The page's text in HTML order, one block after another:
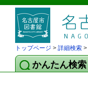
トップページ > 詳細検索 >
かんたん検索